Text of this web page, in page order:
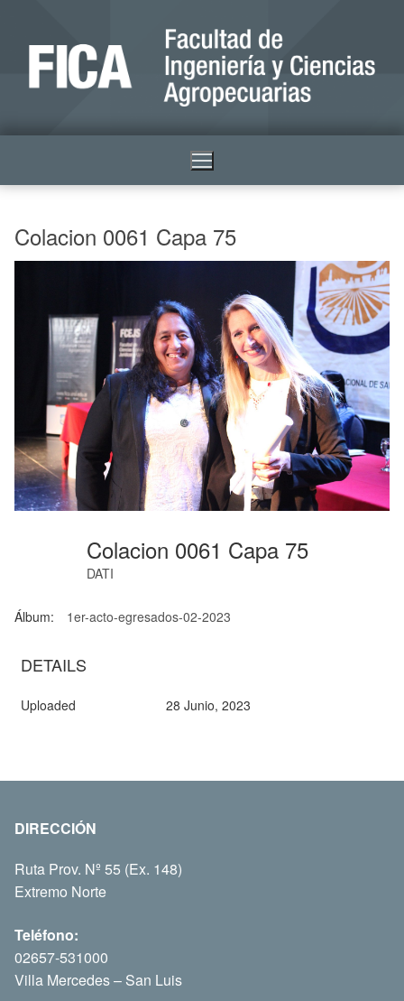
Colacion 0061 Capa 75
Colacion 0061 Capa 75
DATI
Álbum: 1er-acto-egresados-02-2023
DETAILS
Uploaded 28 Junio, 2023
DIRECCIÓN
Ruta Prov. Nº 55 (Ex. 148)
Extremo Norte
Teléfono:
02657-531000
Villa Mercedes – San Luis